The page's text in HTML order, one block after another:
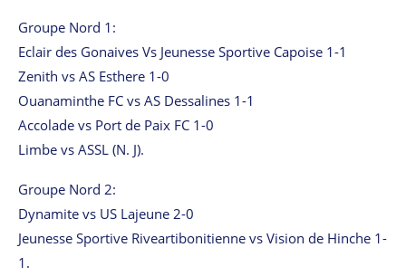
Groupe Nord 1:
Eclair des Gonaives Vs Jeunesse Sportive Capoise 1-1
Zenith vs AS Esthere 1-0
Ouanaminthe FC vs AS Dessalines 1-1
Accolade vs Port de Paix FC 1-0
Limbe vs ASSL (N. J).
Groupe Nord 2:
Dynamite vs US Lajeune 2-0
Jeunesse Sportive Riveartibonitienne vs Vision de Hinche 1-
1.